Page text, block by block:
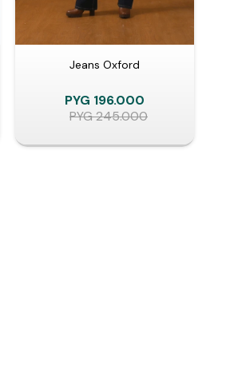
Jeans Oxford
PYG 196.000
PYG245.000